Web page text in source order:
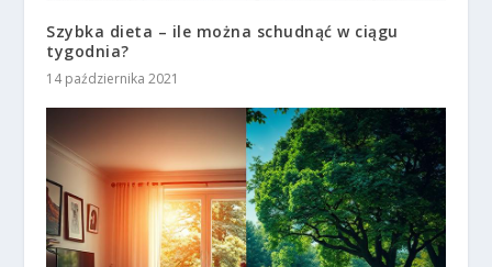
Szybka dieta – ile można schudnąć w ciągu
tygodnia?
14 października 2021